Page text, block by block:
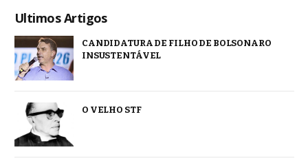
Ultimos Artigos
CANDIDATURA DE FILHO DE BOLSONARO
INSUSTENTÁVEL
O VELHO STF